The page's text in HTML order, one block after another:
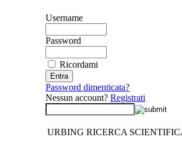
Username
Password
Ricordami
Password dimenticata?
Nessun account? Registrati
URBING RICERCA